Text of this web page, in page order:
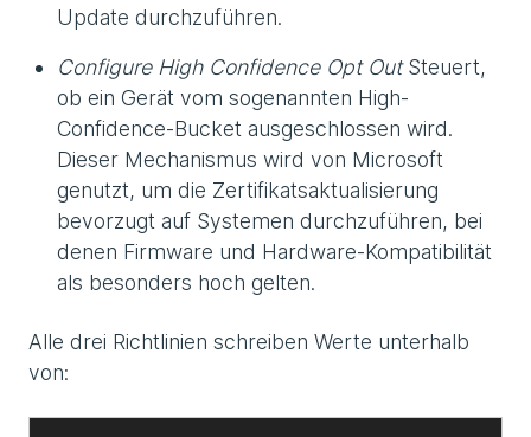
Update durchzuführen.
Configure High Confidence Opt OutSteuert,
ob ein Gerät vom sogenannten High-
Confidence-Bucket ausgeschlossen wird.
Dieser Mechanismus wird von Microsoft
genutzt, um die Zertifikatsaktualisierung
bevorzugt auf Systemen durchzuführen, bei
denen Firmware und Hardware-Kompatibilität
als besonders hoch gelten.
Alle drei Richtlinien schreiben Werte unterhalb
von: